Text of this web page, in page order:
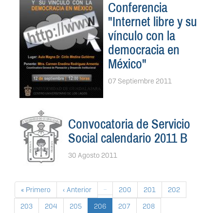
Conferencia
"Internet libre y su
vínculo con la
democracia en
México"
07 Septiembre 2011
Convocatoria de Servicio
Social calendario 2011 B
30 Agosto 2011
Primera página
« Primero Página anterior
‹ Anterior … Página
200 Página
201 Página
202
Página
203 Página
204 Página
205 Página actual
206 Página
207 Página
208